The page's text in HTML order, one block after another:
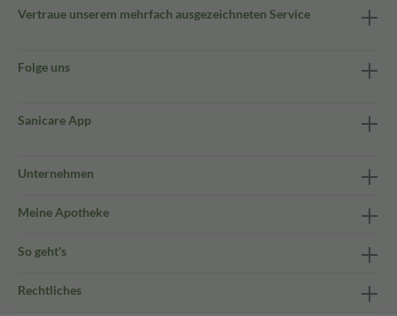
Vertraue unserem mehrfach ausgezeichneten Service
Folge uns
Sanicare App
Unternehmen
Meine Apotheke
So geht's
Rechtliches